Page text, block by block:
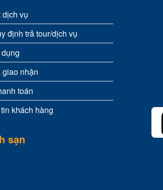
vụ
định trả tour/dịch vụ
nhận
toán
khách hàng
sạn